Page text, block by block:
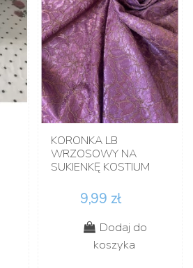
KORONKA LB
WRZOSOWY NA
SUKIENKĘ KOSTIUM
9,99 zł
Dodaj do
koszyka